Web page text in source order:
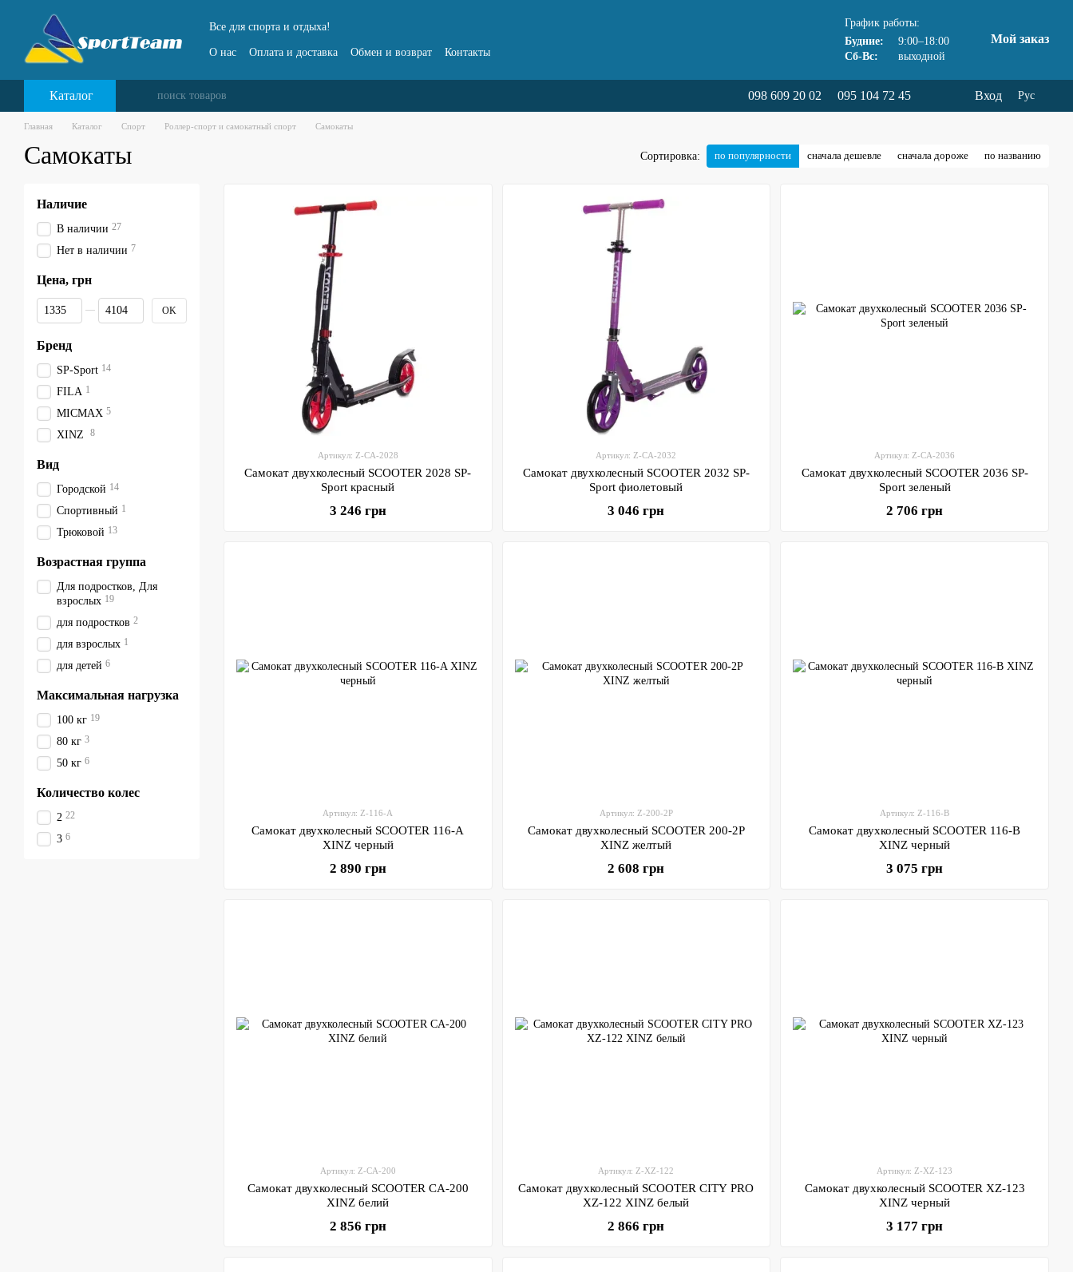
Перейти к основному контенту
Все для спорта и отдыха!
О нас Оплата и доставка Обмен и возврат Контакты
График работы:
Будние:
9:00–18:00
Сб-Вс:
выходной
Мой заказ
Каталог 098 609 20 02 095 104 72 45 Вход Рус
Главная Каталог Спорт Роллер-спорт и самокатный спорт Самокаты
Самокаты Сортировка: по популярности сначала дешевле сначала дороже по названию
Артикул: Z-CA-2028
Самокат двухколесный SCOOTER 2028 SP-
Sport красный
3 246 грн
Артикул: Z-CA-2032
Самокат двухколесный SCOOTER 2032 SP-
Sport фиолетовый
3 046 грн
Артикул: Z-CA-2036
Самокат двухколесный SCOOTER 2036 SP-
Sport зеленый
2 706 грн
Артикул: Z-116-A
Самокат двухколесный SCOOTER 116-A
XINZ черный
2 890 грн
Артикул: Z-200-2P
Самокат двухколесный SCOOTER 200-2P
XINZ желтый
2 608 грн
Артикул: Z-116-B
Самокат двухколесный SCOOTER 116-B
XINZ черный
3 075 грн
Артикул: Z-CA-200
Самокат двухколесный SCOOTER CA-200
XINZ белий
2 856 грн
Артикул: Z-XZ-122
Самокат двухколесный SCOOTER CITY PRO
XZ-122 XINZ белый
2 866 грн
Артикул: Z-XZ-123
Самокат двухколесный SCOOTER XZ-123
XINZ черный
3 177 грн
Наличие
В наличии 27
Нет в наличии 7
Цена, грн
От Цена, грн
До Цена, грн
OK
Бренд
SP-Sport 14
FILA 1
MICMAX 5
XINZ 8
Вид
Городской 14
Спортивный 1
Трюковой 13
Возрастная группа
Для подростков, Для
взрослых 19
для подростков 2
для взрослых 1
для детей 6
Максимальная нагрузка
100 кг 19
80 кг 3
50 кг 6
Количество колес
2 22
3 6